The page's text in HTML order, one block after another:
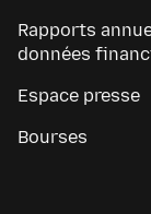
Rapports
données
Espace presse
Bourses